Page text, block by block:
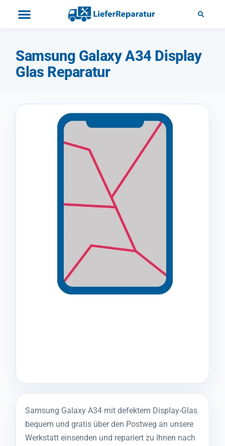
Samsung Galaxy A34 Display
Glas Reparatur
Samsung Galaxy A34 mit defektem Display-Glas
bequem und gratis über den Postweg an unsere
Werkstatt einsenden und repariert zu Ihnen nach